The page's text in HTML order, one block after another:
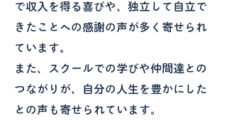
で収入を得る喜びや、独立して自立で
きたことへの感謝の声が多く寄せられ
ています。
また、スクールでの学びや仲間達との
つながりが、自分の人生を豊かにした
との声も寄せられています。